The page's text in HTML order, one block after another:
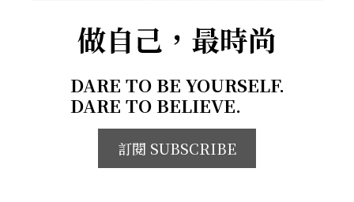
做自己，最時尚
DARE TO BE YOURSELF.
DARE TO BELIEVE.
訂閱 SUBSCRIBE